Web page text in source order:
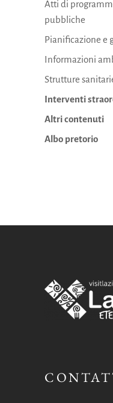
Atti di
pubbliche
Pianificazione e
Informazioni
Strutture
Interventi
Altri contenuti
Albo pretorio